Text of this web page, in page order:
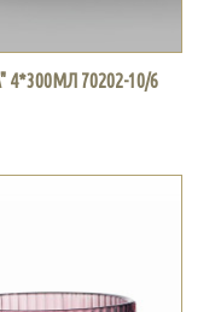
4*300МЛ 70202-10/6